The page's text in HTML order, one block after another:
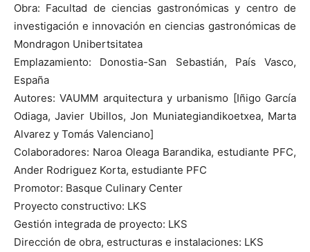
Obra: Facultad de ciencias gastronómicas y centro de
investigación e innovación en ciencias gastronómicas de
Mondragon Unibertsitatea
Emplazamiento: Donostia-San Sebastián, País Vasco,
España
Autores: VAUMM arquitectura y urbanismo [Iñigo García
Odiaga, Javier Ubillos, Jon Muniategiandikoetxea, Marta
Alvarez y Tomás Valenciano]
Colaboradores: Naroa Oleaga Barandika, estudiante PFC,
Ander Rodriguez Korta, estudiante PFC
Promotor: Basque Culinary Center
Proyecto constructivo: LKS
Gestión integrada de proyecto: LKS
Dirección de obra, estructuras e instalaciones: LKS